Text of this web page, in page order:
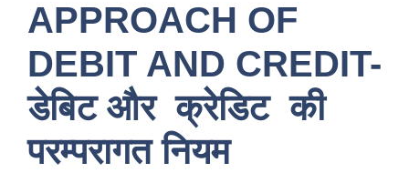
APPROACH OF
DEBIT AND CREDIT-
डेबिट और क्रेडिट की
परम्परागत नियम